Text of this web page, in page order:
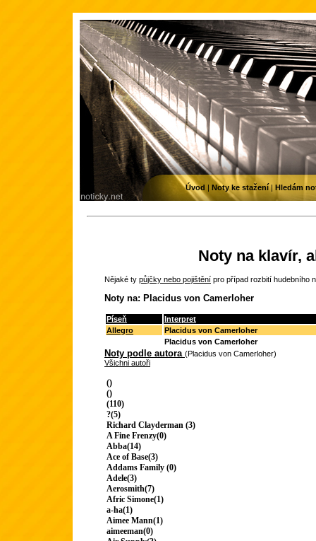
Noty na klavír,
Nějaké ty půjčky nebo pojištění pro případ rozbití hudebního
Noty na: Placidus von Camerloher
Píseň
Interpret
Allegro
Placidus von Camerloher
Placidus von Camerloher
Noty podle autora (Placidus von Camerloher)
Všichni autoři
()
()
(110)
?(5)
Richard Clayderman (3)
A Fine Frenzy(0)
Abba(14)
Ace of Base(3)
Addams Family (0)
Adele(3)
Aerosmith(7)
Afric Simone(1)
a-ha(1)
Aimee Mann(1)
aimeeman(0)
Úvod | Noty ke stažení| Hledám